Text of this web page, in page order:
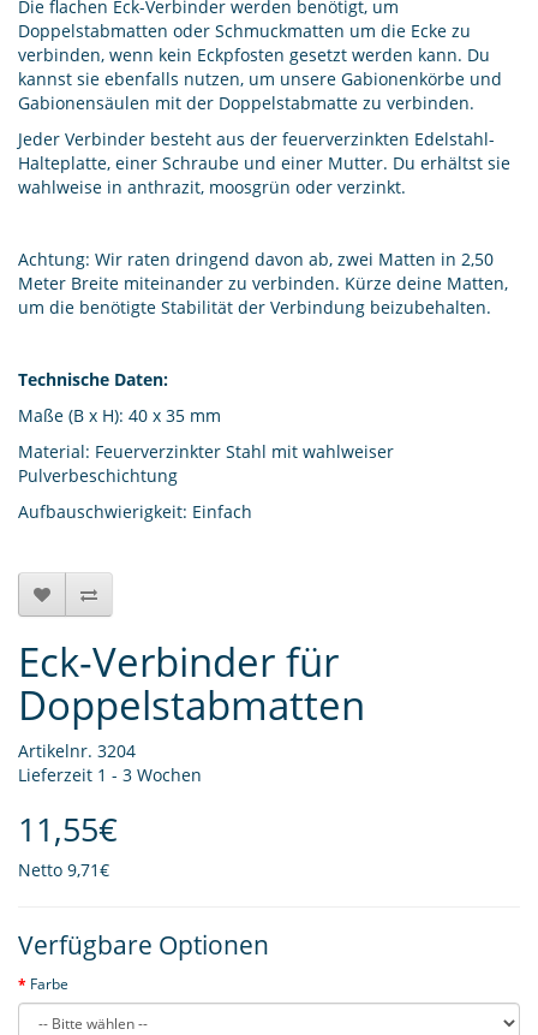
Die flachen Eck-Verbinder werden benötigt, um
Doppelstabmatten oder Schmuckmatten um die Ecke zu
verbinden, wenn kein Eckpfosten gesetzt werden kann. Du
kannst sie ebenfalls nutzen, um unsere Gabionenkörbe und
Gabionensäulen mit der Doppelstabmatte zu verbinden.
Jeder Verbinder besteht aus der feuerverzinkten Edelstahl-
Halteplatte, einer Schraube und einer Mutter. Du erhältst sie
wahlweise in anthrazit, moosgrün oder verzinkt.
Achtung: Wir raten dringend davon ab, zwei Matten in 2,50
Meter Breite miteinander zu verbinden. Kürze deine Matten,
um die benötigte Stabilität der Verbindung beizubehalten.
Technische Daten:
Maße (B x H): 40 x 35 mm
Material: Feuerverzinkter Stahl mit wahlweiser
Pulverbeschichtung
Aufbauschwierigkeit: Einfach
Eck-Verbinder für
Doppelstabmatten
Artikelnr. 3204
Lieferzeit 1 - 3 Wochen
11,55€
Netto 9,71€
Verfügbare Optionen
Farbe